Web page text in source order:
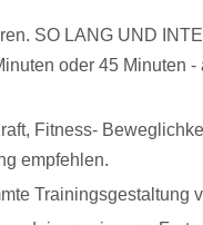
SO LANG UND
oder 45 Minuten
Fitness-
empfehlen.